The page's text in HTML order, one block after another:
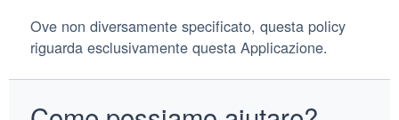
Ove non diversamente specificato, questa policy
riguarda esclusivamente questa Applicazione.